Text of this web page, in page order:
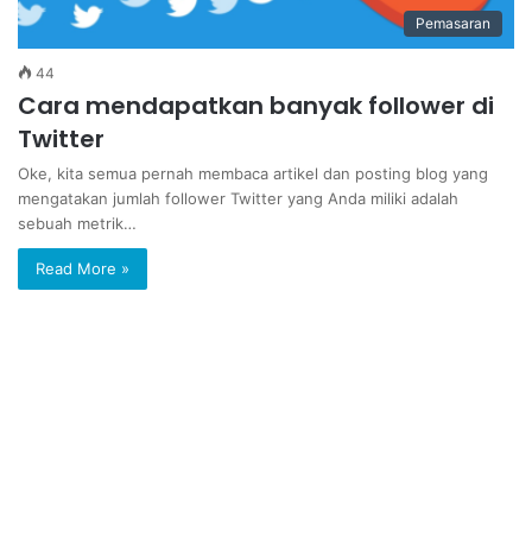
Pemasaran
44
Cara mendapatkan banyak follower di
Twitter
Oke, kita semua pernah membaca artikel dan posting blog yang
mengatakan jumlah follower Twitter yang Anda miliki adalah
sebuah metrik…
Read More »